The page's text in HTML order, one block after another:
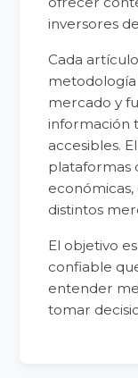
inversores
Cada
metodología
mercado y
información
accesibles.
plataformas
distintos
El objetivo
confiable
entender
tomar